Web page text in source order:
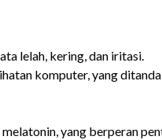
lelah, kering, dan iritasi.
komputer, yang
yang berperan